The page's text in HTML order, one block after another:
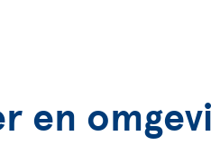
en